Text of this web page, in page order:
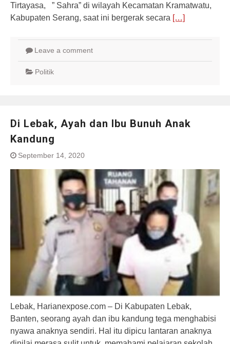
Tirtayasa, ” Sahra” di wilayah Kecamatan Kramatwatu,
Kabupaten Serang, saat ini bergerak secara […]
Leave a comment
Politik
Di Lebak, Ayah dan Ibu Bunuh Anak
Kandung
September 14, 2020
Lebak, Harianexpose.com – Di Kabupaten Lebak,
Banten, seorang ayah dan ibu kandung tega menghabisi
nyawa anaknya sendiri. Hal itu dipicu lantaran anaknya